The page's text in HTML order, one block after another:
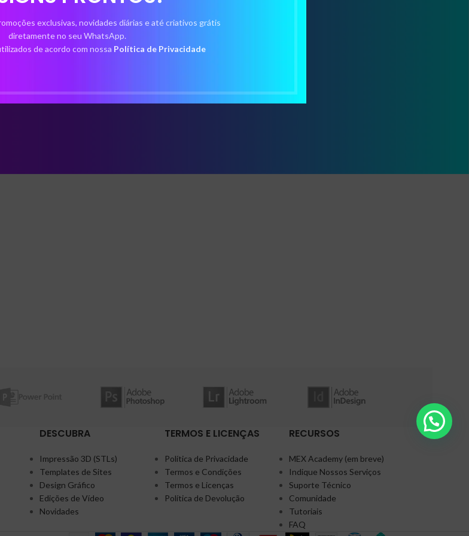
exclusivas, novidades diárias e até criativos grátis
diretamente no seu WhatsApp.
de acordo com nossa Política de Privacidade
DESCUBRA
Impressão 3D (STLs)
Templates de Sites
Design Gráfico
Edições de Vídeo
Novidades
TERMOS E LICENÇAS
Política de Privacidade
Termos e Condições
Termos e Licenças
Política de Devolução
RECURSOS
MEX Academy (em breve)
Indique Nossos Serviços
Suporte Técnico
Comunidade
Tutoriais
FAQ